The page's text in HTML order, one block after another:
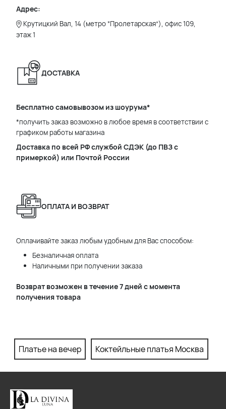
Адрес:
Крутицкий Вал, 14 (метро “Пролетарская”), офис 109,
этаж 1
ДОСТАВКА
Бесплатно самовывозом из шоурума*
*получить заказ возможно в любое время в соответствии с
графиком работы магазина
Доставка по всей РФ службой СДЭК (до ПВЗ с
примеркой) или Почтой России
ОПЛАТА И ВОЗВРАТ
Оплачивайте заказ любым удобным для Вас способом:
Безналичная оплата
Наличными при получении заказа
Возврат возможен в течение 7 дней с момента
получения товара
Платье на вечер Коктейльные платья Москва